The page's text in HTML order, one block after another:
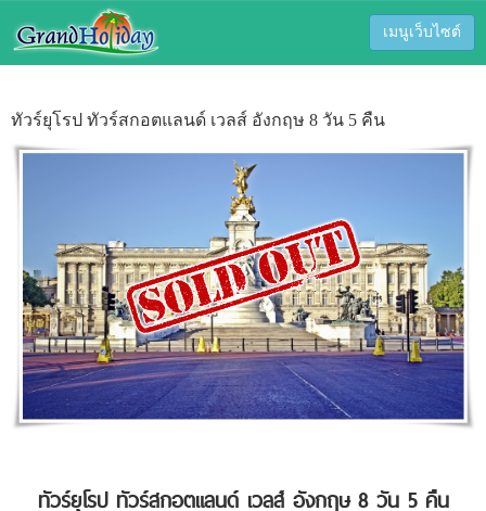
เมนูเว็บไซต์
ทัวร์ยุโรป ทัวร์สกอตแลนด์ เวลส์ อังกฤษ 8 วัน 5 คืน
ทัวร์ยุโรป ทัวร์สกอตแลนด์ เวลส์ อังกฤษ 8 วัน 5 คืน